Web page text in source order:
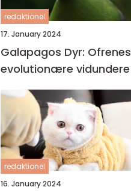
redaktionel
17. January 2024
Galapagos Dyr: Ofrenes
evolutionære vidundere
redaktionel
16. January 2024